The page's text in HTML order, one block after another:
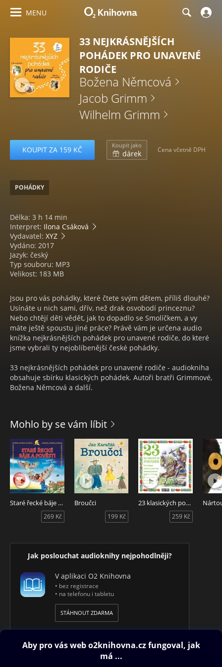
MENU
33 NEJKRÁSNĚJŠÍCH
POHÁDEK PRO UNAVENÉ
RODIČE
Božena Němcová
Jacob Grimm
Wilhelm Grimm
KOUPIT ZA 159 KČ Koupit jako
dárek Cena včetně DPH
POHÁDKY
Délka: 3 h 14 min
Interpret: Ilona Csáková
Vydavatel: XYZ
Vydáno: 2017
Jazyk: český
Typ souboru: MP3
Velikost: 183 MB
Jsou pro vás pohádky, které čtete svým dětem, příliš dlouhé?
Usínáte u nich sami, dřív, než drak osvobodí princeznu?
Nebo chtějí děti vědět, jak to dopadlo se Smolíčkem, a vy
máte ještě spoustu jiné práce? Právě vám je určena audio
knížka nejkrásnějších pohádek pro unavené rodiče, do které
jsme vybrali ty nejoblíbenější české pohádky.
33 nejkrásnějších pohádek pro unavené rodiče - audiokniha
obsahuje sbírku klasických pohádek. Autoři bratři Grimmové,
Božena Němcová a další.
Mohlo by se vám líbit
Staré řecké báje a pověsti
269 Kč
Broučci
199 Kč
23 klasických pohádek
259 Kč
Jak poslouchat audioknihy nejpohodlněji?
V aplikaci O2 Knihovna
• bez registrace
• na telefonu i tabletu
STÁHNOUT ZDARMA